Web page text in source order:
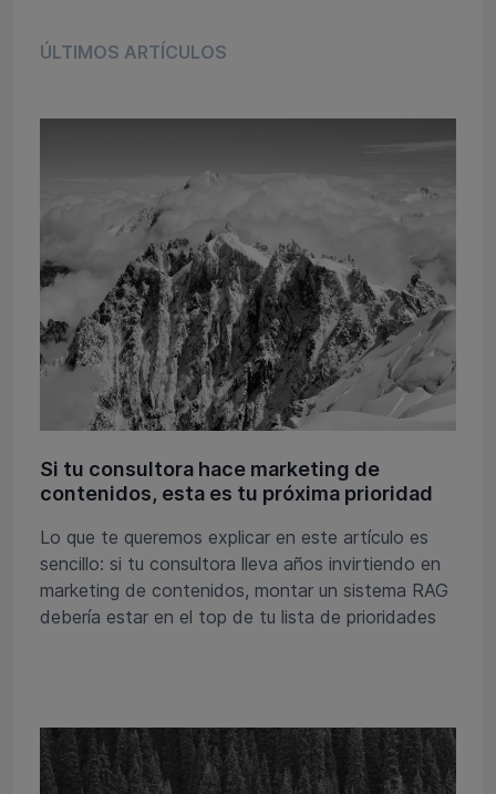
ÚLTIMOS ARTÍCULOS
Si tu consultora hace marketing de
contenidos, esta es tu próxima prioridad
Lo que te queremos explicar en este artículo es
sencillo: si tu consultora lleva años invirtiendo en
marketing de contenidos, montar un sistema RAG
debería estar en el top de tu lista de prioridades